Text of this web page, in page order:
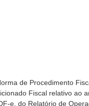
de Procedimento
Fiscal relativo ao
e, do Relatório de